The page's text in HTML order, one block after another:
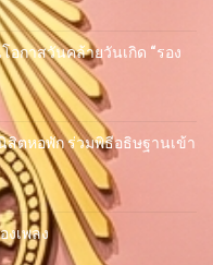
อกาสวันคล้ายวันเกิด “รอง
ตหอพัก ร่วมพิธีอธิษฐานเข้า
งเพลง